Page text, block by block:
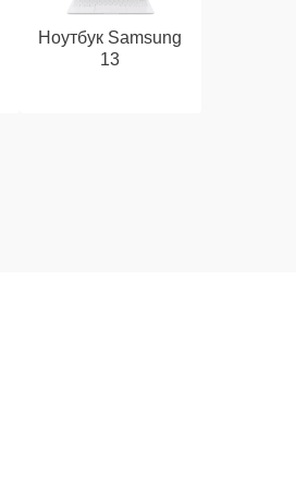
Ноутбук Samsung
13